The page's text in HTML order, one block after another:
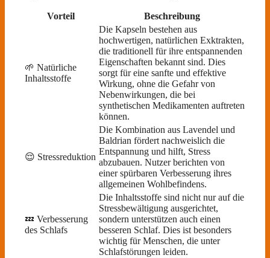
Vorteil Beschreibung
🌱 Natürliche
Inhaltsstoffe
Die Kapseln bestehen aus
hochwertigen, natürlichen Exktrakten,
die traditionell für ihre entspannenden
Eigenschaften bekannt sind. Dies
sorgt für eine sanfte und effektive
Wirkung, ohne die Gefahr von
Nebenwirkungen, die bei
synthetischen Medikamenten auftreten
können.
😌 Stressreduktion
Die Kombination aus Lavendel und
Baldrian fördert nachweislich die
Entspannung und hilft, Stress
abzubauen. Nutzer berichten von
einer spürbaren Verbesserung ihres
allgemeinen Wohlbefindens.
💤 Verbesserung
des Schlafs
Die Inhaltsstoffe sind nicht nur auf die
Stressbewältigung ausgerichtet,
sondern unterstützen auch einen
besseren Schlaf. Dies ist besonders
wichtig für Menschen, die unter
Schlafstörungen leiden.